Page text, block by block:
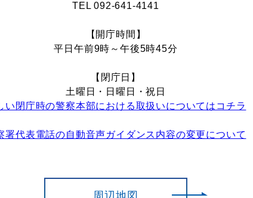
TEL 092-641-4141
【開庁時間】
平日午前9時～午後5時45分
【閉庁日】
土曜日・日曜日・祝日
い閉庁時の警察本部における取扱いについてはコチラ
署代表電話の自動音声ガイダンス内容の変更について
周辺地図